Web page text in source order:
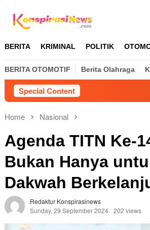
BERITA KRIMINAL POLITIK
BERITA OTOMOTIF Berita Olahraga
Special Content DPP BIMA
Home Nasional
Agenda TITN Ke-
Bukan Hanya
Dakwah
Redaktur Konspirasinews
Sunday, 29 September 2024 202 views